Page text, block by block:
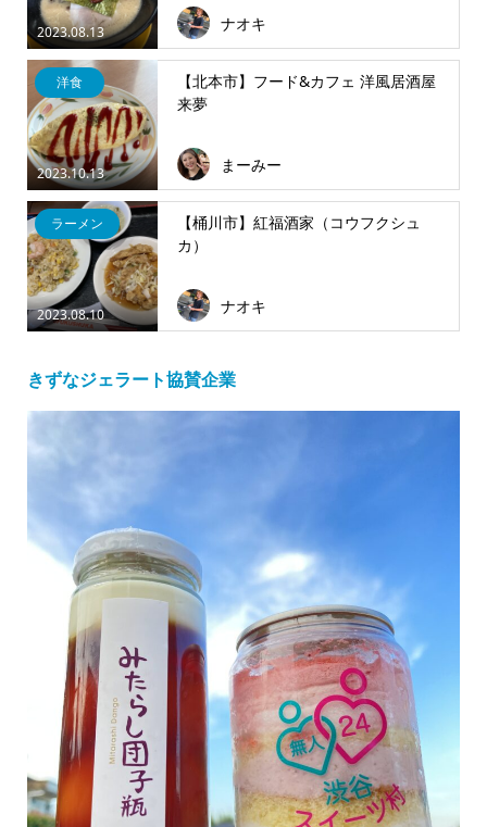
2023.08.13 ナオキ
2023.10.13
洋食
【北本市】フード&カフェ 洋風居酒屋
来夢
まーみー
2023.08.10
ラーメン
【桶川市】紅福酒家（コウフクシュ
カ）
ナオキ
きずなジェラート協賛企業